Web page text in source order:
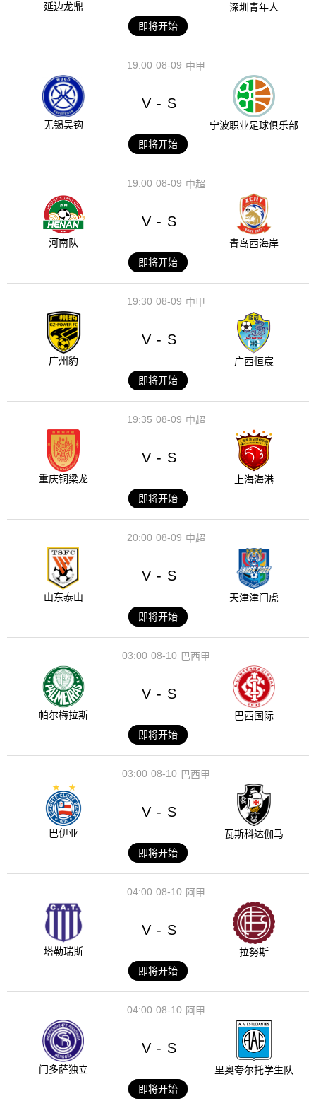
延边龙鼎
深圳青年人
即将开始
08-09
19:00 中甲
无锡吴钩
V - S
宁波职业足球俱乐部
即将开始
08-09
19:00 中超
河南队
V - S
青岛西海岸
即将开始
08-09
19:30 中甲
广州豹
V - S
广西恒宸
即将开始
08-09
19:35 中超
重庆铜梁龙
V - S
上海海港
即将开始
08-09
20:00 中超
山东泰山
V - S
天津津门虎
即将开始
08-10
03:00 巴西甲
帕尔梅拉斯
V - S
巴西国际
即将开始
08-10
03:00 巴西甲
巴伊亚
V - S
瓦斯科达伽马
即将开始
08-10
04:00 阿甲
塔勒瑞斯
V - S
拉努斯
即将开始
08-10
04:00 阿甲
门多萨独立
V - S
里奥夸尔托学生队
即将开始